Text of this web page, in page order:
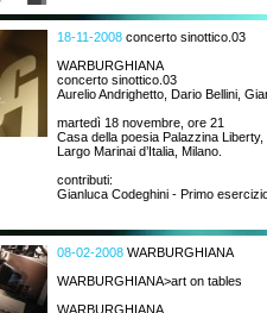
18-11-2008 concerto sinottico.03
WARBURGHIANA
concerto sinottico.03
Aurelio Andrighetto, Dario Bellini,
martedì 18 novembre, ore 21
Casa della poesia Palazzina Liberty,
Largo Marinai d’Italia, Milano.
contributi:
Gianluca Codeghini - Primo
08-02-2008 WARBURGHIANA
WARBURGHIANA>art on tables
WARBURGHIANA